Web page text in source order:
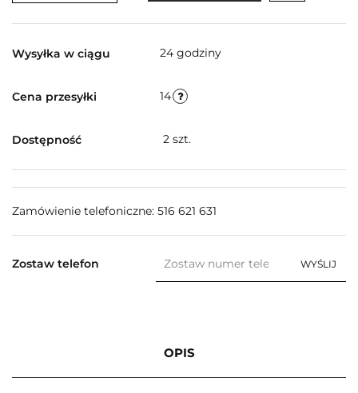
Wysyłka w ciągu 24 godziny
Cena przesyłki 14
Dostępność 2 szt.
Zamówienie telefoniczne: 516 621 631
Zostaw telefon WYŚLIJ
OPIS